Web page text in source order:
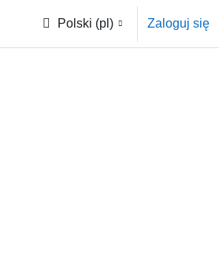
Polski ‎(pl)‎
Zaloguj się